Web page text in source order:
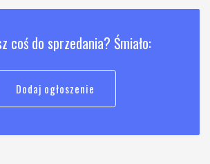
coś do sprzedania? Śmiało:
Dodaj ogłoszenie